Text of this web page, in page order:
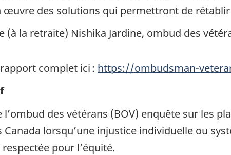
œuvre des solutions qui permettront de
(à la retraite) Nishika Jardine, ombud des
complet ici : https://ombudsman-
l’ombud des vétérans (BOV) enquête sur les
lorsqu’une injustice individuelle ou
pour l’équité.